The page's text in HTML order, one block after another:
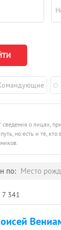
сведения о лицах,
но есть и те,
по: Место
7 341